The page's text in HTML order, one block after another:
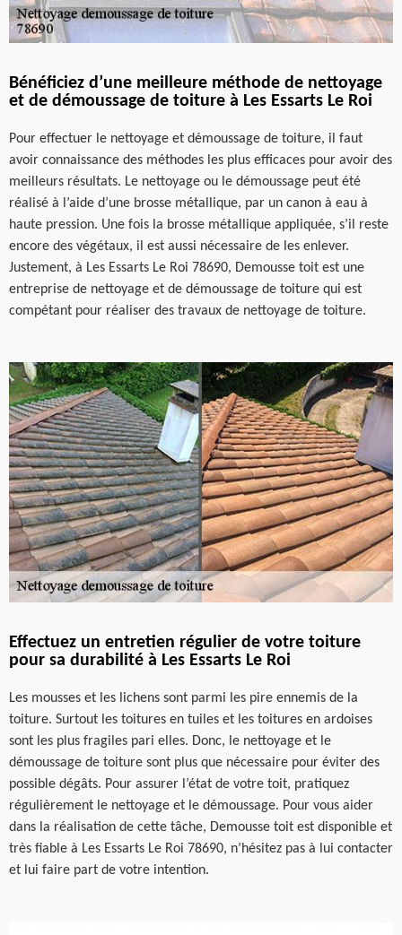
Bénéficiez d’une meilleure méthode de nettoyage
et de démoussage de toiture à Les Essarts Le Roi
Pour effectuer le nettoyage et démoussage de toiture, il faut
avoir connaissance des méthodes les plus efficaces pour avoir des
meilleurs résultats. Le nettoyage ou le démoussage peut été
réalisé à l’aide d’une brosse métallique, par un canon à eau à
haute pression. Une fois la brosse métallique appliquée, s’il reste
encore des végétaux, il est aussi nécessaire de les enlever.
Justement, à Les Essarts Le Roi 78690, Demousse toit est une
entreprise de nettoyage et de démoussage de toiture qui est
compétant pour réaliser des travaux de nettoyage de toiture.
Effectuez un entretien régulier de votre toiture
pour sa durabilité à Les Essarts Le Roi
Les mousses et les lichens sont parmi les pire ennemis de la
toiture. Surtout les toitures en tuiles et les toitures en ardoises
sont les plus fragiles pari elles. Donc, le nettoyage et le
démoussage de toiture sont plus que nécessaire pour éviter des
possible dégâts. Pour assurer l’état de votre toit, pratiquez
régulièrement le nettoyage et le démoussage. Pour vous aider
dans la réalisation de cette tâche, Demousse toit est disponible et
très fiable à Les Essarts Le Roi 78690, n’hésitez pas à lui contacter
et lui faire part de votre intention.